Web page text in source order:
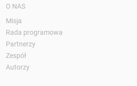
O NAS
Misja
Rada programowa
Partnerzy
Zespół
Autorzy